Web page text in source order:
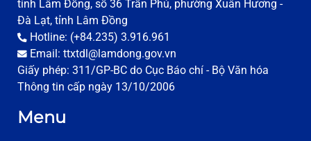
tỉnh Lâm Đồng, số 36 Trần Phú, phường Xuân Hương -
Đà Lạt, tỉnh Lâm Đồng
Hotline: (+84.235) 3.916.961
Email: ttxtdl@lamdong.gov.vn
Giấy phép: 311/GP-BC do Cục Báo chí - Bộ Văn hóa
Thông tin cấp ngày 13/10/2006
Menu